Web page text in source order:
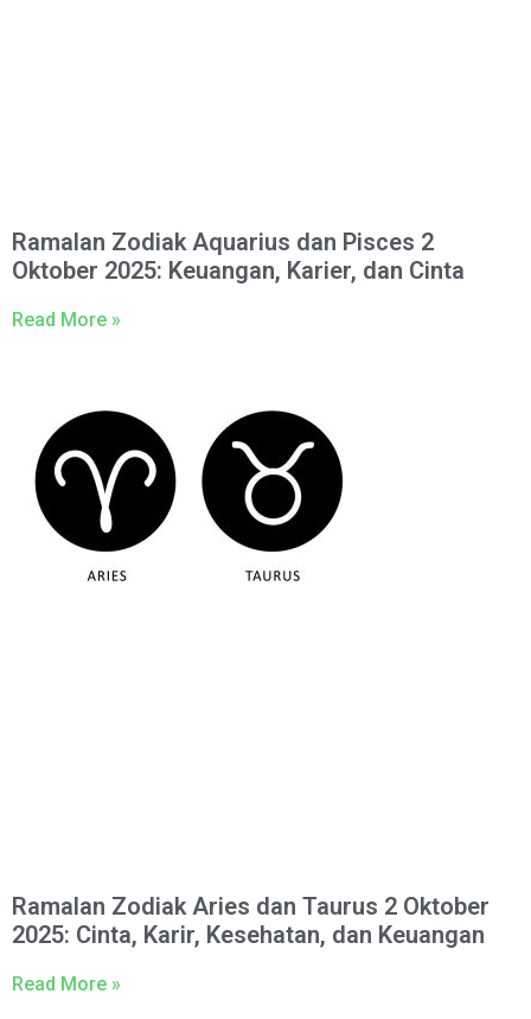
Ramalan Zodiak Aquarius dan Pisces 2
Oktober 2025: Keuangan, Karier, dan Cinta
Read More »
Ramalan Zodiak Aries dan Taurus 2 Oktober
2025: Cinta, Karir, Kesehatan, dan Keuangan
Read More »